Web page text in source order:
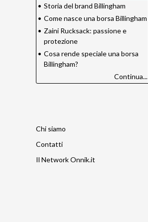
• Storia del brand Billingham
• Come nasce una borsa Billingham
• Zaini Rucksack: passione e
protezione
• Cosa rende speciale una borsa
Billingham?
Continua...
Chi siamo
Contatti
Il Network Onnik.it